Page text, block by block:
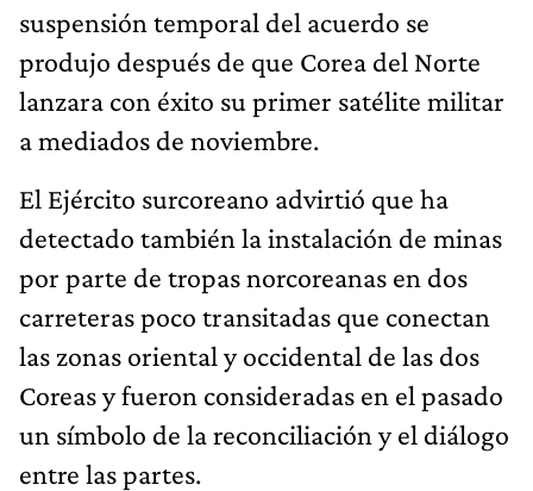
suspensión temporal del acuerdo se
produjo después de que Corea del Norte
lanzara con éxito su primer satélite militar
a mediados de noviembre.
El Ejército surcoreano advirtió que ha
detectado también la instalación de minas
por parte de tropas norcoreanas en dos
carreteras poco transitadas que conectan
las zonas oriental y occidental de las dos
Coreas y fueron consideradas en el pasado
un símbolo de la reconciliación y el diálogo
entre las partes.